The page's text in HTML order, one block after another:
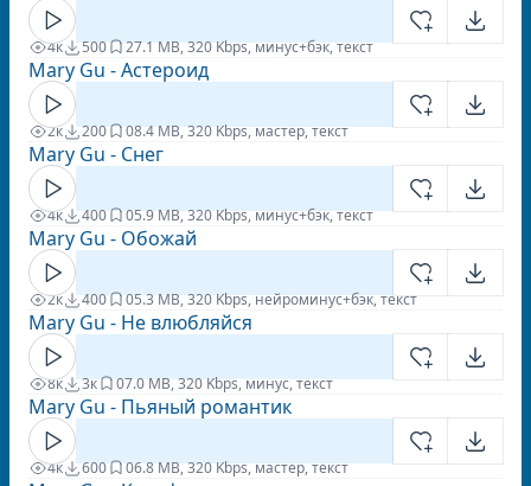
4к 500 27.1 MB, 320 Kbps, минус+бэк, текст
Mary Gu - Астероид
2к 200 08.4 MB, 320 Kbps, мастер, текст
Mary Gu - Снег
4к 400 05.9 MB, 320 Kbps, минус+бэк, текст
Mary Gu - Обожай
2к 400 05.3 MB, 320 Kbps, нейроминус+бэк, текст
Mary Gu - Не влюбляйся
8к 3к 07.0 MB, 320 Kbps, минус, текст
Mary Gu - Пьяный романтик
4к 600 06.8 MB, 320 Kbps, мастер, текст